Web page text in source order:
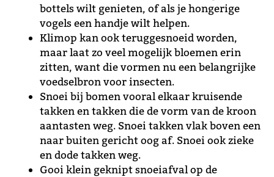
bottels wilt genieten, of als je hongerige
vogels een handje wilt helpen.
Klimop kan ook teruggesnoeid worden,
maar laat zo veel mogelijk bloemen erin
zitten, want die vormen nu een belangrijke
voedselbron voor insecten.
Snoei bij bomen vooral elkaar kruisende
takken en takken die de vorm van de kroon
aantasten weg. Snoei takken vlak boven een
naar buiten gericht oog af. Snoei ook zieke
en dode takken weg.
Gooi klein geknipt snoeiafval op de